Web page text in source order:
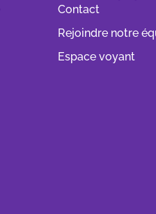
Contact
Rejoindre notre
Espace voyant